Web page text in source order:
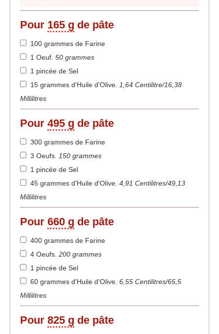
Pour 165 g de pâte
100 grammes de Farine
1 Oeuf 50 grammes
1 pincée de Sel
15 grammes d'Huile d'Olive
1,64 Centilitre/16,38
Millilitres
Pour 495 g de pâte
300 grammes de Farine
3 Oeufs
150 grammes
1 pincée de Sel
45 grammes d'Huile d'Olive 4,91 Centilitres/49,13
Millilitres
Pour 660 g de pâte
400 grammes de Farine
4 Oeufs 200 grammes
1 pincée de Sel
60 grammes d'Huile d'Olive 6,55 Centilitres/65,5
Millilitres
Pour 825 g de pâte